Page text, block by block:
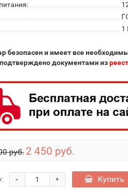
1
безопасен и имеет все
документами из
руб. 2 450 руб.
+
- Купить